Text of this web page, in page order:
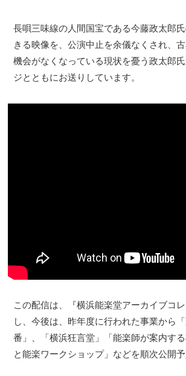
長唄三味線の人間国宝である今藤政太郎
きる映像を、公演中止を余儀なくされ、
機会がなくなっている現状を憂う政太郎
ジとともにお送りしています。
この配信は、『横浜能楽堂アーカイブコ
し、今後は、昨年度に行われた事業から
番」、「横浜狂言堂」「能楽師が案内す
と能楽ワークショップ」などを順次公開予